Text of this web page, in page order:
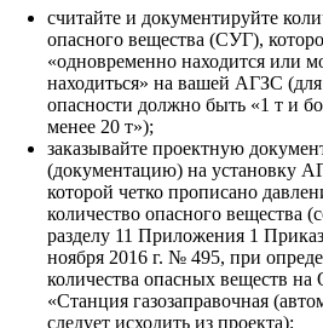
считайте и документируйте
опасного вещества (СУГ),
«одновременно находится или
находиться» на вашей АГЗС
опасности должно быть «1 т и
менее 20 т»);
заказывайте проектную
(документацию) на установку
которой четко прописано
количество опасного вещества
разделу 11 Приложения 1
ноября 2016 г. № 495, при
количества опасных веществ
«Станция газозаправочная
следует исходить из проекта);